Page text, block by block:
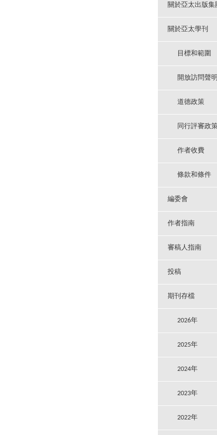
關於亞太出版集
關於亞太學刊
目標和範圍
開放訪問聲
道德政策
同行評審政
作者收費
條款和條件
編委會
作者指南
審稿人指南
投稿
期刊存檔
2026年
2025年
2024年
2023年
2022年